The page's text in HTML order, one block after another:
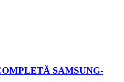
SAMSUNG-